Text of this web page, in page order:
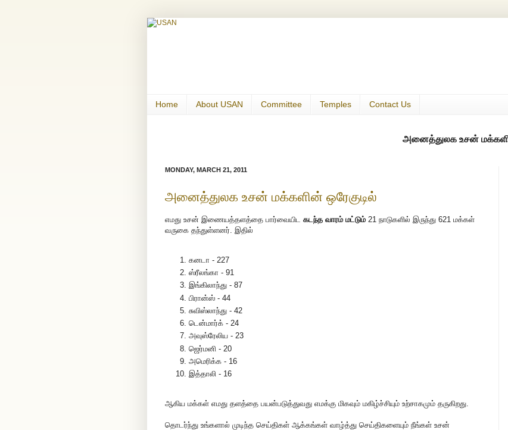
Home About USAN Committee Temples Contact Us
அனைத்துலக உசன் மக்களின் ஒரே
MONDAY, MARCH 21, 2011
அனைத்துலக உசன் மக்களின் ஒரேகுடில்
எமது உசன் இணையத்தளத்தை பார்வையிட கடந்த வாரம் மட்டும்21 நாடுகளில் இருந்து 621 மக்கள்
வருகை தந்துள்ளனர். இதில்
கனடா - 227
ஸ்ரீலங்கா - 91
இங்கிலாந்து - 87
பிரான்ஸ் - 44
சுவிஸ்லாந்து - 42
டென்மார்க் - 24
அவுஸ்ரேலிய - 23
ஜெர்மனி - 20
அமெரிக்க - 16
இத்தாலி - 16
ஆகிய மக்கள் எமது தளத்தை பயன்படுத்துவது எமக்கு மிகவும் மகிழ்ச்சியும் உற்சாகமும் தருகிறது.
தொடர்ந்து உங்களால் முடிந்த செய்திகள் ஆக்கங்கள் வாழ்த்து செய்திகளையும் நீங்கள் உசன்